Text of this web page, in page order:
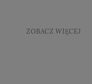
ZOBACZ WIĘCEJ